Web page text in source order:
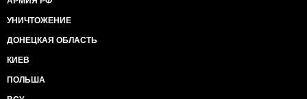
УНИЧТОЖЕНИЕ
ДОНЕЦКАЯ ОБЛАСТЬ
КИЕВ
ПОЛЬША